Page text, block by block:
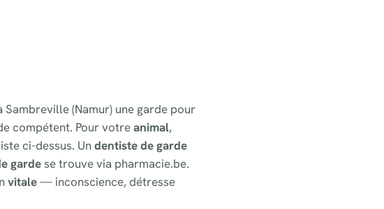
(Namur) une garde pour
compétent. Pour votreanimal,
ci-dessus. Undentiste de garde
gardese trouve via pharmacie.be.
vitale— inconscience, détresse